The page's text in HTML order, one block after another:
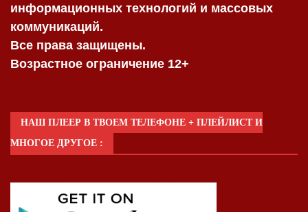
информационных технологий и массовых
коммуникаций.
Все права защищены.
Возрастное ограничение 12+
НАШ ПЛЕЕР В ТВОЕМ ТЕЛЕФОНЕ + ПЛЕЙЛИСТ И
МНОГОЕ ДРУГОЕ :